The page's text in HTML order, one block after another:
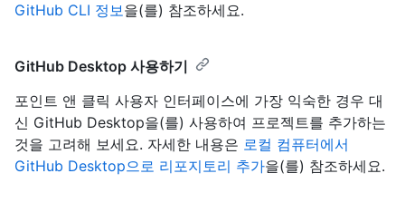
GitHub CLI 정보을(를) 참조하세요.
GitHub Desktop 사용하기
포인트 앤 클릭 사용자 인터페이스에 가장 익숙한 경우 대
신 GitHub Desktop을(를) 사용하여 프로젝트를 추가하는
것을 고려해 보세요. 자세한 내용은 로컬 컴퓨터에서
GitHub Desktop으로 리포지토리 추가을(를) 참조하세요.